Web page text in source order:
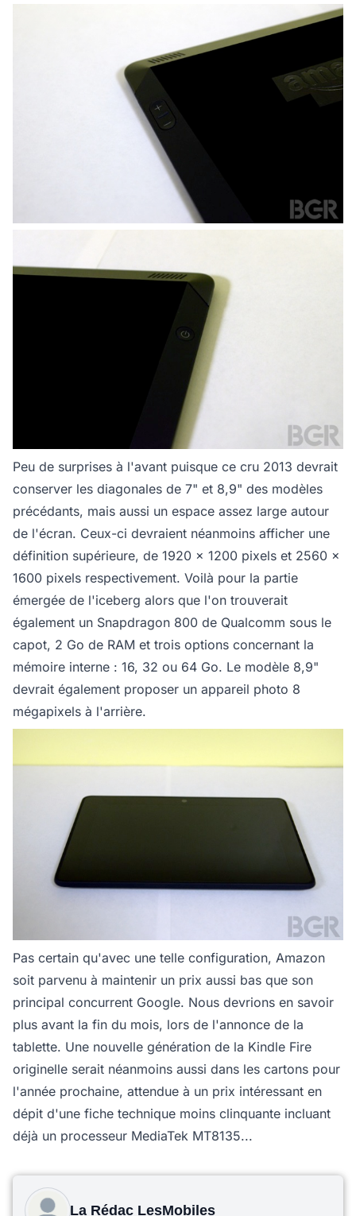
Peu de surprises à l'avant puisque ce cru 2013 devrait
conserver les diagonales de 7" et 8,9" des modèles
précédants, mais aussi un espace assez large autour
de l'écran. Ceux-ci devraient néanmoins afficher une
définition supérieure, de 1920 x 1200 pixels et 2560 x
1600 pixels respectivement. Voilà pour la partie
émergée de l'iceberg alors que l'on trouverait
également un Snapdragon 800 de Qualcomm sous le
capot, 2 Go de RAM et trois options concernant la
mémoire interne : 16, 32 ou 64 Go. Le modèle 8,9"
devrait également proposer un appareil photo 8
mégapixels à l'arrière.
Pas certain qu'avec une telle configuration, Amazon
soit parvenu à maintenir un prix aussi bas que son
principal concurrent Google. Nous devrions en savoir
plus avant la fin du mois, lors de l'annonce de la
tablette. Une nouvelle génération de la Kindle Fire
originelle serait néanmoins aussi dans les cartons pour
l'année prochaine, attendue à un prix intéressant en
dépit d'une fiche technique moins clinquante incluant
déjà un processeur MediaTek MT8135...
La Rédac LesMobiles